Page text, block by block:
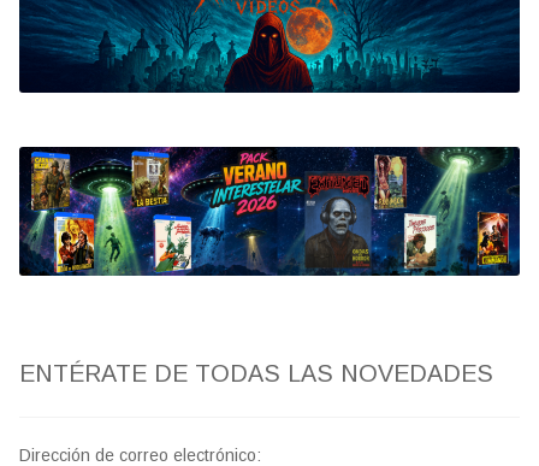
Bluray
Clasificada S
artwork
fantaterror
Jesús Franco
ENTÉRATE DE TODAS LAS NOVEDADES
Dirección de correo electrónico: